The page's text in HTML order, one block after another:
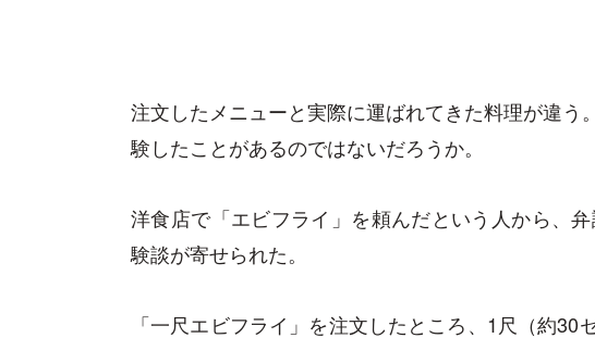
注文したメニューと実際に運ばれてきた料理が違う
験したことがあるのではないだろうか。
洋食店で「エビフライ」を頼んだという人から、
験談が寄せられた。
「一尺エビフライ」を注文したところ、1尺（約